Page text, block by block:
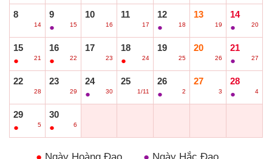
8
14
9
●
15
10
16
11
17
12
●
18
13
19
14
●
20
15
●
21
16
●
22
17
23
18
●
24
19
25
20
26
21
●
27
22
28
23
29
24
●
30
25
1/11
26
●
2
27
3
28
●
4
29
●
5
30
●
6